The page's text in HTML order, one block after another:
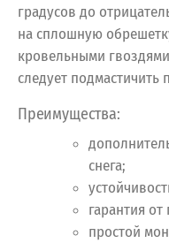
градусов до
на сплошную
кровельными
следует
Преимущества:
снега;
гарантия
простой